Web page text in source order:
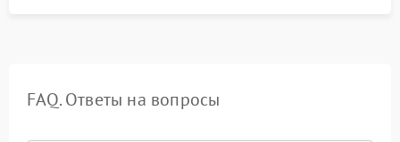
FAQ. Ответы на вопросы